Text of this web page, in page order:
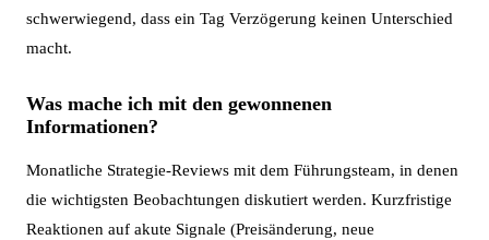
schwerwiegend, dass ein Tag Verzögerung keinen Unterschied
macht.
Was mache ich mit den gewonnenen
Informationen?
Monatliche Strategie-Reviews mit dem Führungsteam, in denen
die wichtigsten Beobachtungen diskutiert werden. Kurzfristige
Reaktionen auf akute Signale (Preisänderung, neue